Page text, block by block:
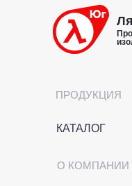
ПРОДУКЦИЯ
О КОМПАНИИ
КАТАЛОГ